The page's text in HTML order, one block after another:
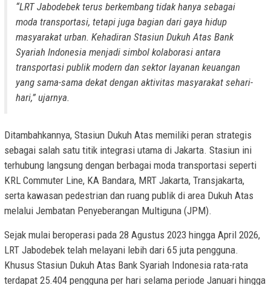
“LRT Jabodebek terus berkembang tidak hanya sebagai
moda transportasi, tetapi juga bagian dari gaya hidup
masyarakat urban. Kehadiran Stasiun Dukuh Atas Bank
Syariah Indonesia menjadi simbol kolaborasi antara
transportasi publik modern dan sektor layanan keuangan
yang sama-sama dekat dengan aktivitas masyarakat sehari-
hari,” ujarnya.
Ditambahkannya, Stasiun Dukuh Atas memiliki peran strategis
sebagai salah satu titik integrasi utama di Jakarta. Stasiun ini
terhubung langsung dengan berbagai moda transportasi seperti
KRL Commuter Line, KA Bandara, MRT Jakarta, Transjakarta,
serta kawasan pedestrian dan ruang publik di area Dukuh Atas
melalui Jembatan Penyeberangan Multiguna (JPM).
Sejak mulai beroperasi pada 28 Agustus 2023 hingga April 2026,
LRT Jabodebek telah melayani lebih dari 65 juta pengguna.
Khusus Stasiun Dukuh Atas Bank Syariah Indonesia rata-rata
terdapat 25.404 pengguna per hari selama periode Januari hingga